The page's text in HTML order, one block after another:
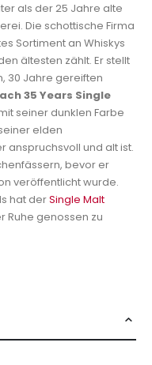
als der 25 Jahre alte
Die schottische Firma
Sortiment an Whiskys
ältesten zählt. Er stellt
30 Jahre gereiften
35 Years Single
seiner dunklen Farbe
elden
anspruchsvoll und alt ist.
bevor er
veröffentlicht wurde.
hat derSingle Malt
Ruhe genossen zu